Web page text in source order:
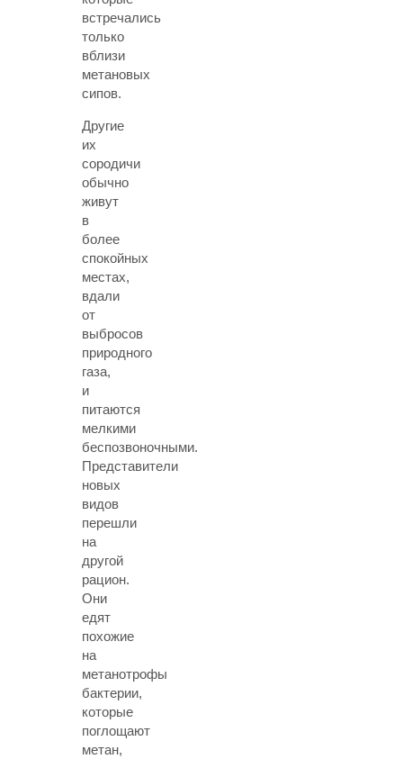
встречались
только
вблизи
метановых
сипов.
Другие
их
сородичи
обычно
живут
в
более
спокойных
местах,
вдали
от
выбросов
природного
газа,
и
питаются
мелкими
беспозвоночными.
Представители
новых
видов
перешли
на
другой
рацион.
Они
едят
похожие
на
метанотрофы
бактерии,
которые
поглощают
метан,